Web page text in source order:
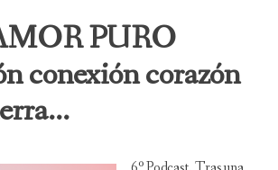
PURO
conexión corazón